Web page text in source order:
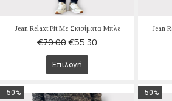
Jean Relaxt Fit Με Σκισίματα Μπλε
€79.00€55.30
Επιλογή
Jean
- 50% - 50%